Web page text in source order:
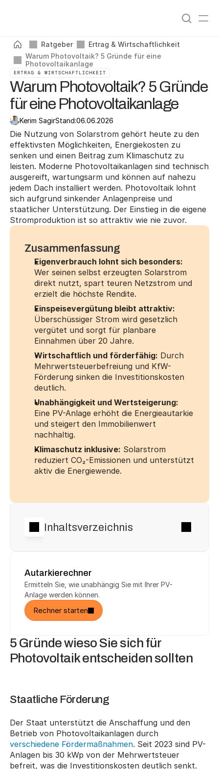
Ratgeber
Ertrag & Wirtschaftlichkeit
Warum Photovoltaik? 5 Gründe für eine
Photovoltaikanlage
ERTRAG & WIRTSCHAFTLICHKEIT
Warum Photovoltaik? 5 Gründe
für eine Photovoltaikanlage
Kerim SagirStand:06.06.2026
Die Nutzung von Solarstrom gehört heute zu den
effektivsten Möglichkeiten, Energiekosten zu
senken und einen Beitrag zum Klimaschutz zu
leisten. Moderne Photovoltaikanlagen sind technisch
ausgereift, wartungsarm und können auf nahezu
jedem Dach installiert werden. Photovoltaik lohnt
sich aufgrund sinkender Anlagenpreise und
staatlicher Unterstützung. Der Einstieg in die eigene
Stromproduktion ist so attraktiv wie nie zuvor.
Zusammenfassung
Eigenverbrauch lohnt sich besonders:
Wer seinen selbst erzeugten Solarstrom
direkt nutzt, spart teuren Netzstrom und
erzielt die höchste Rendite.
Einspeisevergütung bleibt attraktiv:
Überschüssiger Strom wird gesetzlich
vergütet und sorgt für planbare
Einnahmen über 20 Jahre.
Wirtschaftlich und förderfähig: Durch
Mehrwertsteuerbefreiung und KfW-
Förderung sinken die Investitionskosten
deutlich.
Unabhängigkeit und Wertsteigerung:
Eine PV-Anlage erhöht die Energieautarkie
und steigert den Immobilienwert
nachhaltig.
Klimaschutz inklusive: Solarstrom
reduziert CO₂-Emissionen und unterstützt
aktiv die Energiewende.
Inhaltsverzeichnis
Autarkierechner
Ermitteln Sie, wie unabhängig Sie mit Ihrer PV-
Anlage werden können.
Rechner starten
5 Gründe wieso Sie sich für
Photovoltaik entscheiden sollten
Staatliche Förderung
Der Staat unterstützt die Anschaffung und den
verschiedene Fördermaßnahmen. Seit 2023 sind PV-
Anlagen bis 30 kWp von der Mehrwertsteuer
befreit, was die Investitionskosten deutlich senkt.